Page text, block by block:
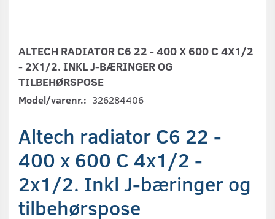
ALTECH RADIATOR C6 22 - 400 X 600 C 4X1/2
- 2X1/2. INKL J-BÆRINGER OG
TILBEHØRSPOSE
Model/varenr.: 326284406
Altech radiator C6 22 -
400 x 600 C 4x1/2 -
2x1/2. Inkl J-bæringer og
tilbehørspose